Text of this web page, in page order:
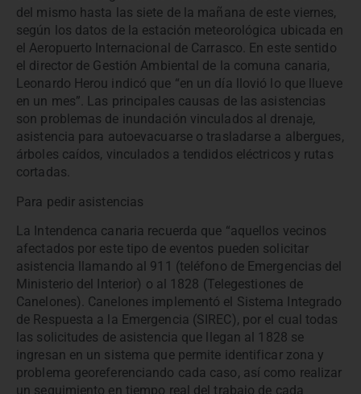
del mismo hasta las siete de la mañana de este viernes,
según los datos de la estación meteorológica ubicada en
el Aeropuerto Internacional de Carrasco. En este sentido
el director de Gestión Ambiental de la comuna canaria,
Leonardo Herou indicó que “en un día llovió lo que llueve
en un mes”. Las principales causas de las asistencias
son problemas de inundación vinculados al drenaje,
asistencia para autoevacuarse o trasladarse a albergues,
árboles caídos, vinculados a tendidos eléctricos y rutas
cortadas.
Para pedir asistencias
La Intendenca canaria recuerda que “aquellos vecinos
afectados por este tipo de eventos pueden solicitar
asistencia llamando al 911 (teléfono de Emergencias del
Ministerio del Interior) o al 1828 (Telegestiones de
Canelones). Canelones implementó el Sistema Integrado
de Respuesta a la Emergencia (SIREC), por el cual todas
las solicitudes de asistencia que llegan al 1828 se
ingresan en un sistema que permite identificar zona y
problema georeferenciando cada caso, así como realizar
un seguimiento en tiempo real del trabajo de cada